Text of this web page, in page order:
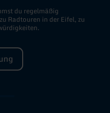
du regelmäßig
Radtouren in der Eifel, zu